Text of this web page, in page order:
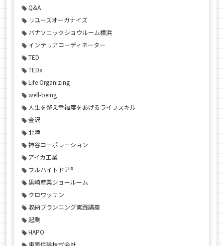
Q&A
リユースオーガナイズ
パナソニックショウルーム横浜
インテリアコーディネーター
TED
TEDx
Life Organizing
well-being
人生を整え幸福度をあげるライフスキル
金沢
北陸
神谷コーポレーション
アイカ工業
フルハイトドア®
黒崎産業ショールーム
クロワッサン
収納プランニング実践講座
起業
HAPO